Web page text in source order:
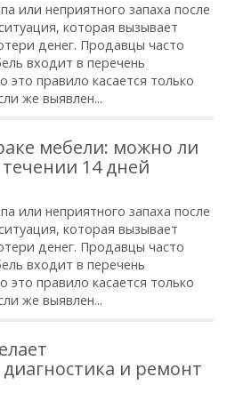
или неприятного запаха после
которая вызывает
денег. Продавцы часто
входит в перечень
это правило касается только
же выявлен...
мебели: можно ли
14 дней
или неприятного запаха после
которая вызывает
денег. Продавцы часто
входит в перечень
это правило касается только
же выявлен...
и ремонт